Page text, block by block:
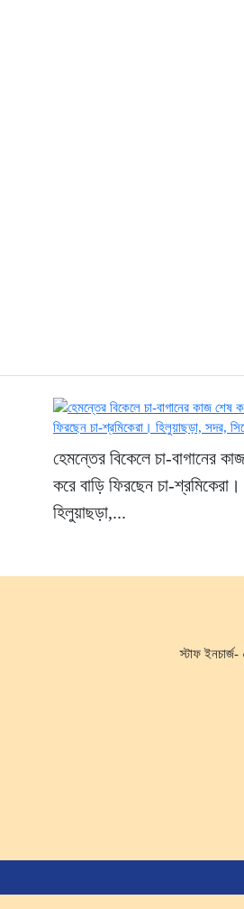
হেমন্তের বিকেলে চা-বাগানের
করে বাড়ি ফিরছেন চা-শ্রমিকেরা।
হিলুয়াছড়া,...
স্টাফ